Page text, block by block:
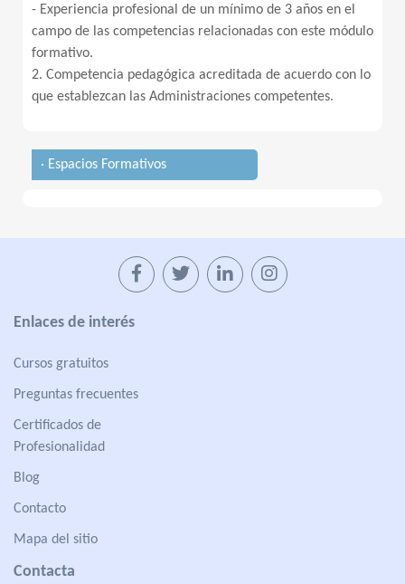
- Experiencia profesional de un mínimo de 3 años en el
campo de las competencias relacionadas con este módulo
formativo.
2. Competencia pedagógica acreditada de acuerdo con lo
que establezcan las Administraciones competentes.
· Espacios Formativos
Enlaces de interés
Cursos gratuitos
Preguntas frecuentes
Certificados de
Profesionalidad
Blog
Contacto
Mapa del sitio
Contacta